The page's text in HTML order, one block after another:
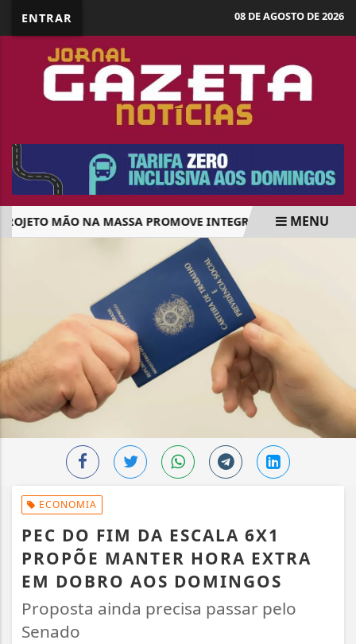
ENTRAR 08 DE AGOSTO DE 2026
MÃO NA MASSA PROMOVE INTEGRAÇÃO SOCIAL E
MENU
ECONOMIA
PEC DO FIM DA ESCALA 6X1
PROPÕE MANTER HORA EXTRA
EM DOBRO AOS DOMINGOS
Proposta ainda precisa passar pelo
Senado